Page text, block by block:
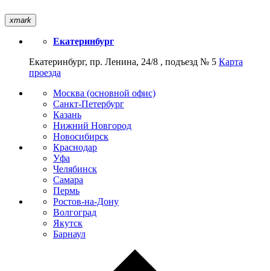
xmark
Екатеринбург
Екатеринбург, пр. Ленина, 24/8 , подъезд № 5 Карта
проезда
Москва (основной офис)
Санкт-Петербург
Казань
Нижний Новгород
Новосибирск
Краснодар
Уфа
Челябинск
Самара
Пермь
Ростов-на-Дону
Волгоград
Якутск
Барнаул